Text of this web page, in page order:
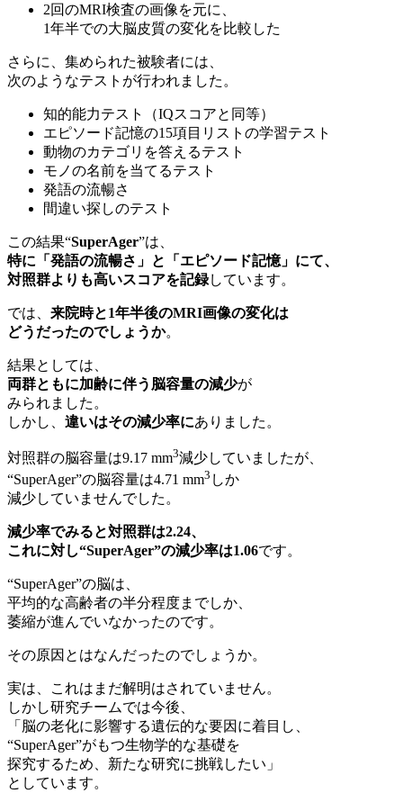
2回のMRI検査の画像を元に、
1年半での大脳皮質の変化を比較した
さらに、集められた被験者には、
次のようなテストが行われました。
知的能力テスト（IQスコアと同等）
エピソード記憶の15項目リストの学習テスト
動物のカテゴリを答えるテスト
モノの名前を当てるテスト
発語の流暢さ
間違い探しのテスト
この結果“SuperAger”は、
特に「発語の流暢さ」と「エピソード記憶」にて、
対照群よりも高いスコアを記録しています。
では、 来院時と1年半後のMRI画像の変化は
どうだったのでしょうか。
結果としては、
両群ともに加齢に伴う脳容量の減少が
みられました。
しかし、 違いはその減少率にありました。
対照群の脳容量は9.17 mm3減少していましたが、
“SuperAger”の脳容量は4.71 mm3 しか
減少していませんでした。
減少率でみると対照群は2.24、
これに対し“SuperAger”の減少率は1.06です。
“SuperAger”の脳は、
平均的な高齢者の半分程度までしか、
萎縮が進んでいなかったのです。
その原因とはなんだったのでしょうか。
実は、これはまだ解明はされていません。
しかし研究チームでは今後、
「脳の老化に影響する遺伝的な要因に着目し、
“SuperAger”がもつ生物学的な基礎を
探究するため、新たな研究に挑戦したい」
としています。